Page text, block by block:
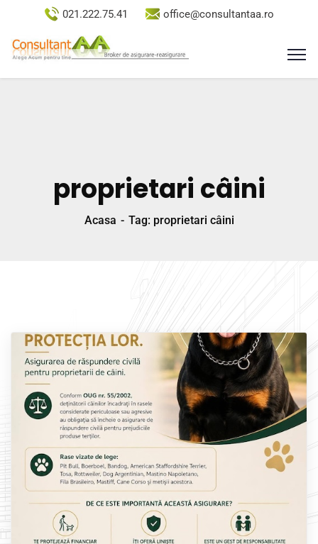
021.222.75.41 office@consultantaa.ro
proprietari câini
Acasa Tag: proprietari câini